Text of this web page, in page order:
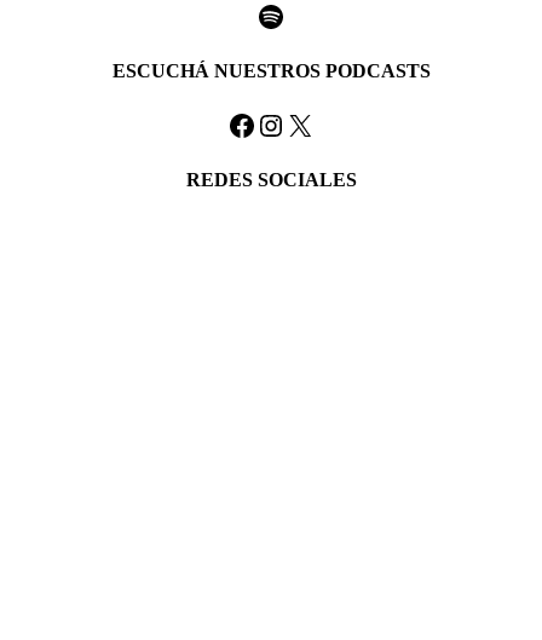
Spotify
ESCUCHÁ NUESTROS PODCASTS
Facebook
Instagram
X
REDES SOCIALES